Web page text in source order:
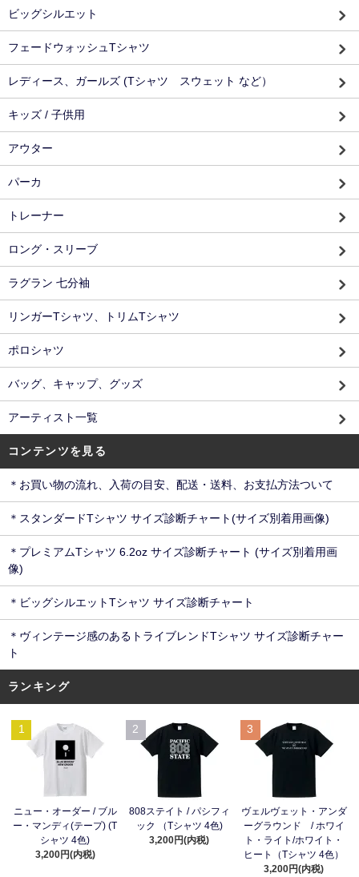
ビッグシルエット
フェードウォッシュTシャツ
レディース、ガールズ (Tシャツ スウェット など）
キッズ / 子供用
アウター
パーカ
トレーナー
ロング・スリーブ
ラグラン 七分袖
リンガーTシャツ、トリムTシャツ
ポロシャツ
バッグ、キャップ、グッズ
アーティスト一覧
コンテンツを見る
＊お買い物の流れ、入荷の目安、配送・送料、お支払方法ついて
＊スタンダードTシャツ サイズ診断チャート(サイズ別着用画像)
＊プレミアムTシャツ 6.2oz サイズ診断チャート (サイズ別着用画
像)
＊ビッグシルエットTシャツ サイズ診断チャート
＊ヴィンテージ感のあるトライブレンドTシャツ サイズ診断チャー
ト
ランキング
1
ニュー・オーダー / ブル
ー・マンディ(テープ) (T
シャツ 4色)
3,200円(内税)
2
808ステイト / パシフィ
ック （Tシャツ 4色)
3,200円(内税)
3
ヴェルヴェット・アンダ
ーグラウンド / ホワイ
ト・ライト/ホワイト・
ヒート（Tシャツ 4色）
3,200円(内税)